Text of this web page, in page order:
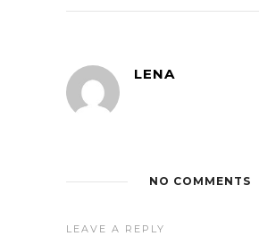
LENA
NO COMMENTS
LEAVE A REPLY